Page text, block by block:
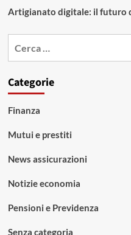
Artigianato digitale: il futuro
Categorie
Finanza
Mutui e prestiti
News assicurazioni
Notizie economia
Pensioni e Previdenza
Senza categoria